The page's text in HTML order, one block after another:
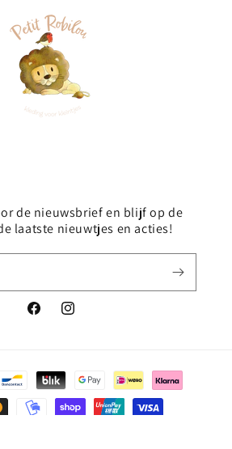
de nieuwsbrief en blijf op de
laatste nieuwtjes en acties!
FacebookInstagram